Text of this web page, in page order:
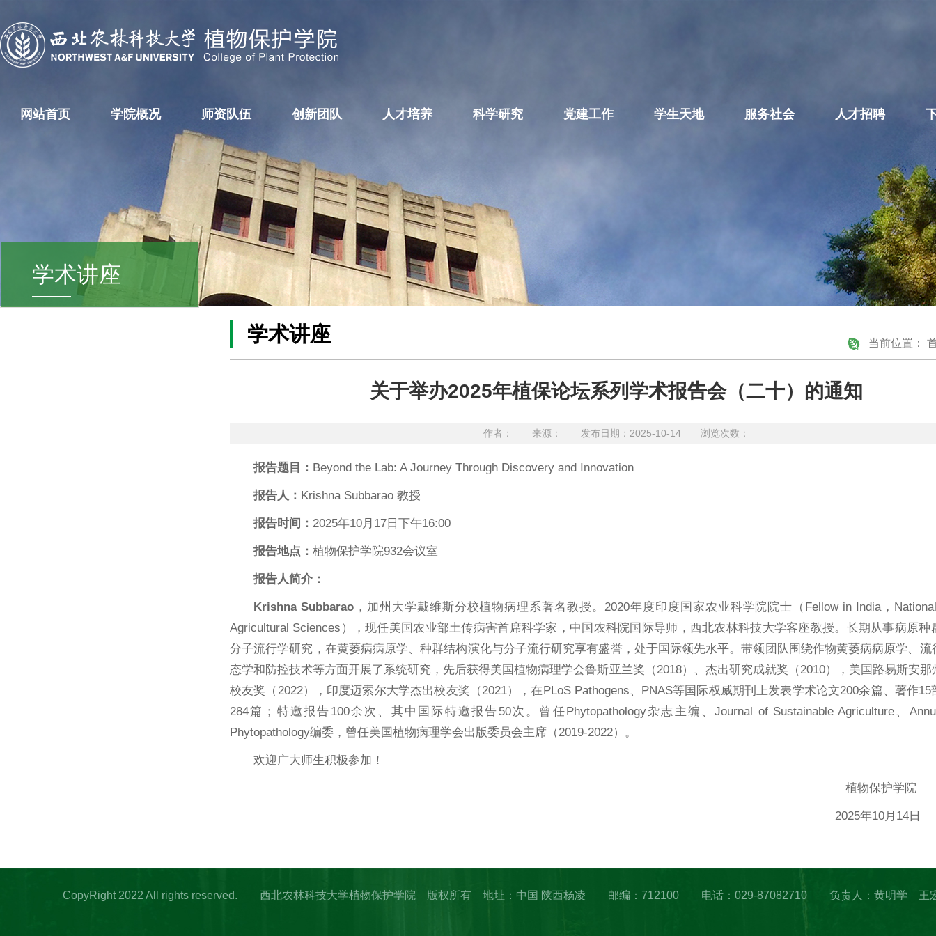
网站首页 学院概况 师资队伍 创新团队 人才培养 科学研究 党建工作 学生天地 服务社会 人才招聘
学术讲座
当前位置：
学术讲座
关于举办2025年植保论坛系列学术报告会（二十）的通知
作者： 来源： 发布日期：2025-10-14 浏览次数：
报告题目： Beyond the Lab: A Journey Through Discovery and Innovation
报告人： Krishna Subbarao 教授
报告时间： 2025年10月17日下午16:00
报告地点： 植物保护学院932会议室
报告人简介：
Krishna Subbarao，加州大学戴维斯分校植物病理系著名教授。2020年度印度国家农业科学院院士（Fellow in India，
Agricultural Sciences），现任美国农业部土传病害首席科学家，中国农科院国际导师，西北农林科技大学客座教授。长期从事病原种
分子流行学研究，在黄萎病病原学、种群结构演化与分子流行研究享有盛誉，处于国际领先水平。带领团队围绕作物黄萎病病原学、流
态学和防控技术等方面开展了系统研究，先后获得美国植物病理学会鲁斯亚兰奖（2018）、杰出研究成就奖（2010），美国路易斯安那
校友奖（2022），印度迈索尔大学杰出校友奖（2021），在PLoS Pathogens、PNAS等国际权威期刊上发表学术论文200余篇、著作15
284篇；特邀报告100余次、其中国际特邀报告50次。曾任Phytopathology杂志主编、Journal of Sustainable Agriculture、
Phytopathology编委，曾任美国植物病理学会出版委员会主席（2019-2022）。
欢迎广大师生积极参加！
植物保护学院
2025年10月14日
CopyRight 2022 All rights reserved. 西北农林科技大学植物保护学院 版权所有 地址：中国 陕西杨凌 邮编：712100 电话：029-87082710 负责人：黄明学 王